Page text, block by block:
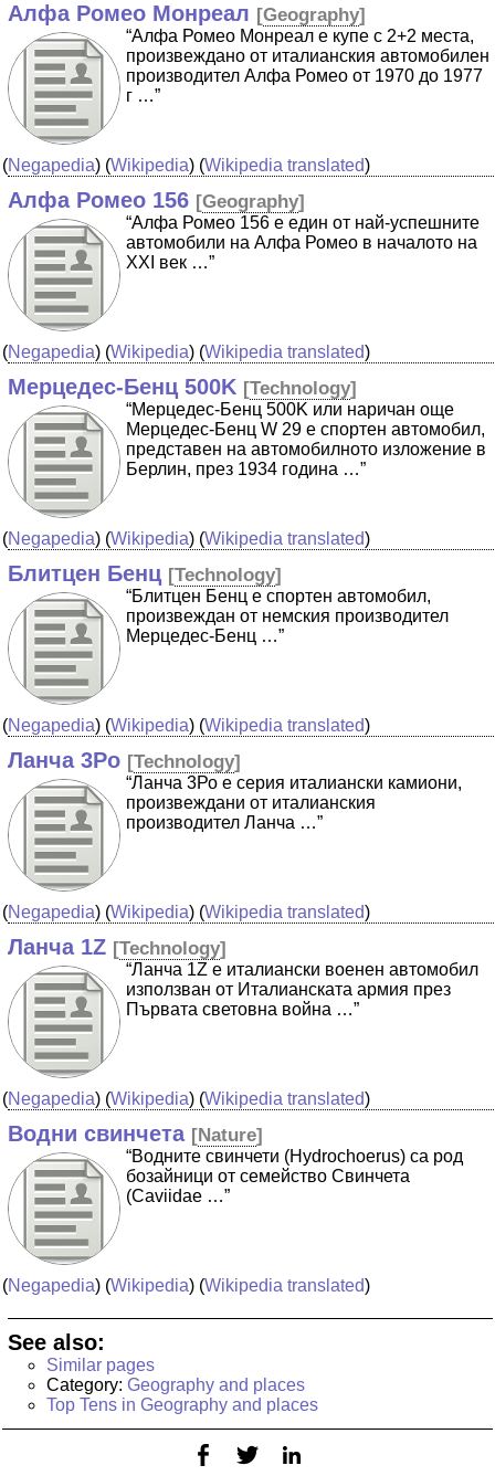
Алфа Ромео Монреал [Geography]
“Алфа Ромео Монреал е купе с 2+2 места,
произвеждано от италианския автомобилен
производител Алфа Ромео от 1970 до 1977
г …”
(Negapedia) (Wikipedia) (Wikipedia translated)
Алфа Ромео 156 [Geography]
“Алфа Ромео 156 е един от най-успешните
автомобили на Алфа Ромео в началото на
XXI век …”
(Negapedia) (Wikipedia) (Wikipedia translated)
Мерцедес-Бенц 500K [Technology]
“Мерцедес-Бенц 500K или наричан още
Мерцедес-Бенц W 29 е спортен автомобил,
представен на автомобилното изложение в
Берлин, през 1934 година …”
(Negapedia) (Wikipedia) (Wikipedia translated)
Блитцен Бенц [Technology]
“Блитцен Бенц е спортен автомобил,
произвеждан от немския производител
Мерцедес-Бенц …”
(Negapedia) (Wikipedia) (Wikipedia translated)
Ланча 3Ро [Technology]
“Ланча 3Ро е серия италиански камиони,
произвеждани от италианския
производител Ланча …”
(Negapedia) (Wikipedia) (Wikipedia translated)
Ланча 1Z [Technology]
“Ланча 1Z е италиански военен автомобил
използван от Италианската армия през
Първата световна война …”
(Negapedia) (Wikipedia) (Wikipedia translated)
Водни свинчета [Nature]
“Водните свинчети (Hydrochoerus) са род
бозайници от семейство Свинчета
(Caviidae …”
(Negapedia) (Wikipedia) (Wikipedia translated)
See also:
Similar pages
Category: Geography and places
Top Tens in Geography and places